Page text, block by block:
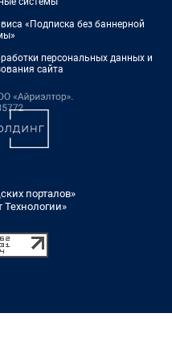
«Подписка без баннерной
персональных данных и
сайта
порталов»